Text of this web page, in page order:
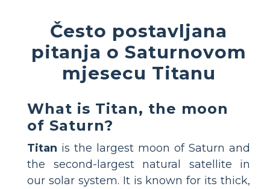
Često postavljana
pitanja o Saturnovom
mjesecu Titanu
What is Titan, the moon
of Saturn?
Titan is the largest moon of Saturn and
the second-largest natural satellite in
our solar system. It is known for its thick,